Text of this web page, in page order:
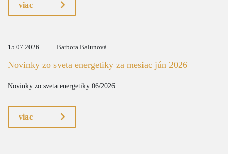
viac
15.07.2026 Barbora Balunová
Novinky zo sveta energetiky za mesiac jún 2026
Novinky zo sveta energetiky 06/2026
viac